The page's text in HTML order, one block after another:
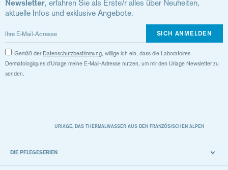
Newsletter, erfahren Sie als Erste/r alles über Neuheiten,
aktuelle Infos und exklusive Angebote.
SICH ANMELDEN
Gemäß der Datenschutzbestimmung, willige ich ein, dass die Laboratoires
Dermatologiques d'Uriage meine E-Mail-Adresse nutzen, um mir den Uriage Newsletter zu
senden.
URIAGE, DAS THERMALWASSER AUS DEN FRANZÖSISCHEN ALPEN
DIE PFLEGESERIEN